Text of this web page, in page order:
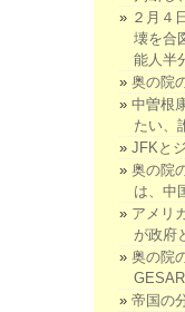
２月４
壊を合
能人半
奥の院
中曽根
たい、
JFKと
奥の院
は、中
アメリ
が政府
奥の院
帝国の